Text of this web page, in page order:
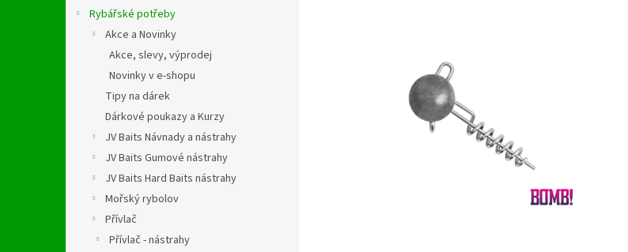
Rybářské potřeby
Akce a Novinky
Akce, slevy, výprodej
Novinky v e-shopu
Tipy na dárek
Dárkové poukazy a Kurzy
JV Baits Návnady a nástrahy
JV Baits Gumové nástrahy
JV Baits Hard Baits nástrahy
Mořský rybolov
Přívlač
Přívlač - nástrahy